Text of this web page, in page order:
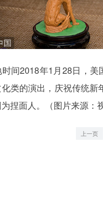
2018年1月28日，美
类的演出，庆祝传统
捏面人。（图片来源：
上一页